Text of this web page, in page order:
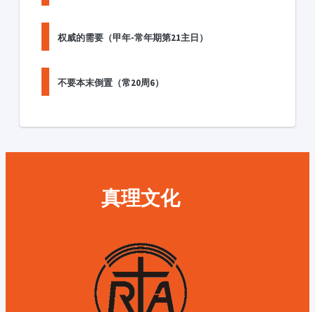
权威的需要（甲年-常年期第21主日）
不要本末倒置（常20周6）
真理文化